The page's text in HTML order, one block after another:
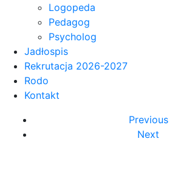
Logopeda
Pedagog
Psycholog
Jadłospis
Rekrutacja 2026-2027
Rodo
Kontakt
Previous
Next